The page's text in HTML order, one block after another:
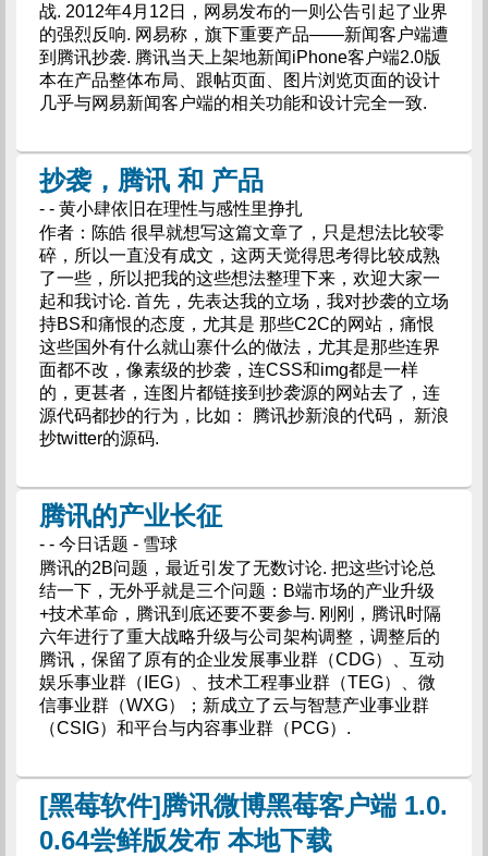
战. 2012年4月12日，网易发布的一则公告引起了业界
的强烈反响. 网易称，旗下重要产品——新闻客户端遭
到腾讯抄袭. 腾讯当天上架地新闻iPhone客户端2.0版
本在产品整体布局、跟帖页面、图片浏览页面的设计
几乎与网易新闻客户端的相关功能和设计完全一致.
抄袭，腾讯 和 产品
- - 黄小肆依旧在理性与感性里挣扎
作者：陈皓 很早就想写这篇文章了，只是想法比较零
碎，所以一直没有成文，这两天觉得思考得比较成熟
了一些，所以把我的这些想法整理下来，欢迎大家一
起和我讨论. 首先，先表达我的立场，我对抄袭的立场
持BS和痛恨的态度，尤其是 那些C2C的网站，痛恨
这些国外有什么就山寨什么的做法，尤其是那些连界
面都不改，像素级的抄袭，连CSS和img都是一样
的，更甚者，连图片都链接到抄袭源的网站去了，连
源代码都抄的行为，比如： 腾讯抄新浪的代码， 新浪
抄twitter的源码.
腾讯的产业长征
- - 今日话题 - 雪球
腾讯的2B问题，最近引发了无数讨论. 把这些讨论总
结一下，无外乎就是三个问题：B端市场的产业升级
+技术革命，腾讯到底还要不要参与. 刚刚，腾讯时隔
六年进行了重大战略升级与公司架构调整，调整后的
腾讯，保留了原有的企业发展事业群（CDG）、互动
娱乐事业群（IEG）、技术工程事业群（TEG）、微
信事业群（WXG）；新成立了云与智慧产业事业群
（CSIG）和平台与内容事业群（PCG）.
[黑莓软件]腾讯微博黑莓客户端 1.0.
0.64尝鲜版发布 本地下载